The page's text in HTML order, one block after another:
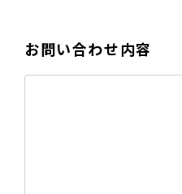
お問い合わせ内容